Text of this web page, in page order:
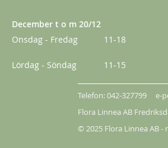
December t o m 20/12
Onsdag - Fredag
11-18
Lördag - Söndag 11-15
Telefon: 042-327799 e-
Flora Linnea AB
© 2025 Flora Linnea AB